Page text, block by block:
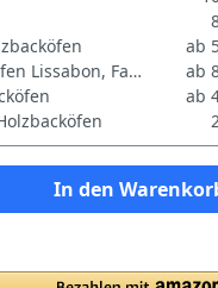
ab
Grillspieß für Holzofen Lissabon, Famosi, Rustic, Ventura
ab
ab
In den